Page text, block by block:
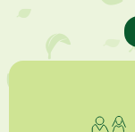
SDGsイベント「 は
川東病院×エニタイム